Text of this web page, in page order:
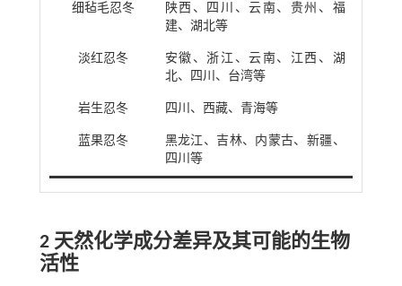
细毡毛忍冬
陕西、四川、云南、贵州、福
建、湖北等
淡红忍冬
安徽、浙江、云南、江西、湖
北、四川、台湾等
岩生忍冬 四川、西藏、青海等
蓝果忍冬
黑龙江、吉林、内蒙古、新疆、
四川等
2 天然化学成分差异及其可能的生物
活性